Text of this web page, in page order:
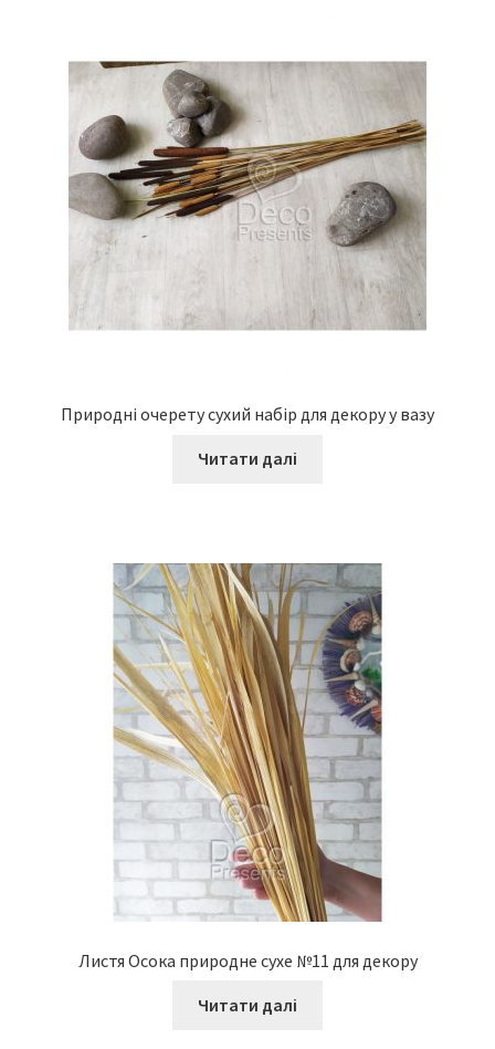
Природні очерету сухий набір для декору у вазу
Читати далі
Листя Осока природне сухе №11 для декору
Читати далі